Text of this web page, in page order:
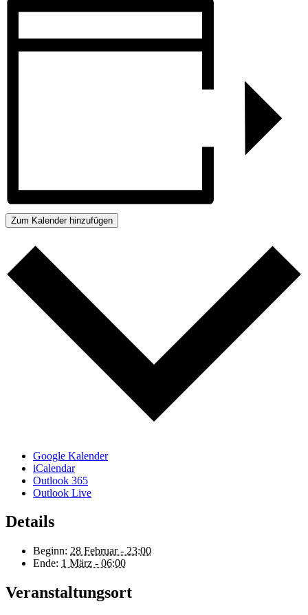
Zum Kalender hinzufügen
Google Kalender
iCalendar
Outlook 365
Outlook Live
Details
Beginn: 28 Februar - 23:00
Ende: 1 März - 06:00
Veranstaltungsort